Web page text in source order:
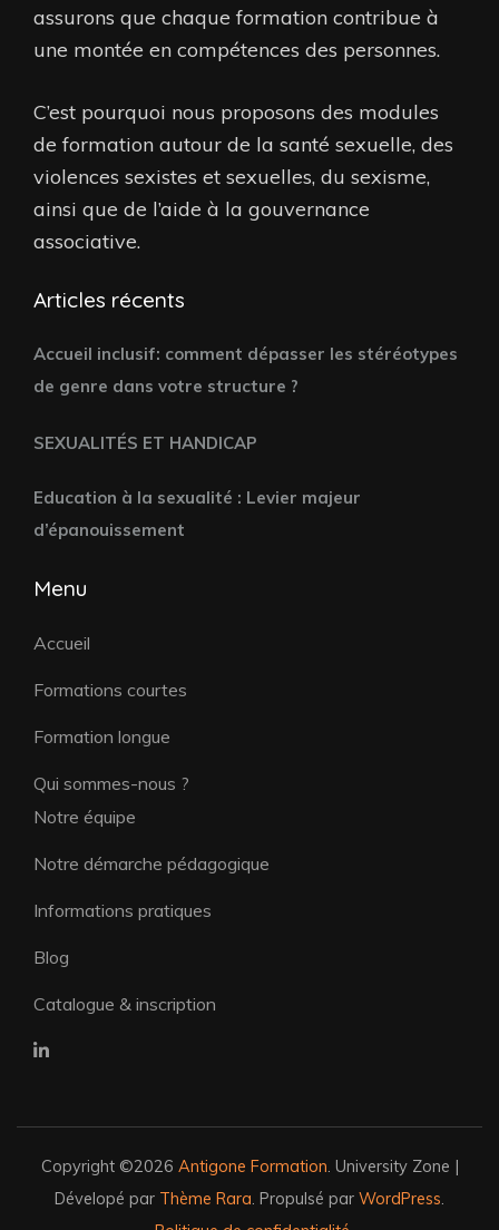
assurons que chaque formation contribue à
une montée en compétences des personnes.
C’est pourquoi nous proposons des modules
de formation autour de la santé sexuelle, des
violences sexistes et sexuelles, du sexisme,
ainsi que de l’aide à la gouvernance
associative.
Articles récents
Accueil inclusif: comment dépasser les stéréotypes
de genre dans votre structure ?
SEXUALITÉS ET HANDICAP
Education à la sexualité : Levier majeur
d’épanouissement
Menu
Accueil
Formations courtes
Formation longue
Qui sommes-nous ?
Notre équipe
Notre démarche pédagogique
Informations pratiques
Blog
Catalogue & inscription
Copyright ©2026 Antigone Formation. University Zone |
Dévelopé par Thème Rara. Propulsé par WordPress.